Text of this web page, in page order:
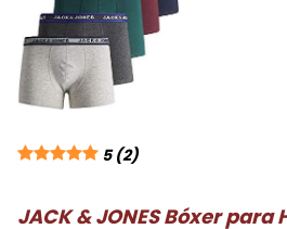
5 (2)
JACK & JONES Bóxer para